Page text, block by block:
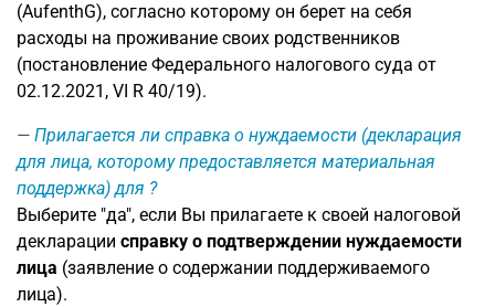
(AufenthG), согласно которому он берет на себя
расходы на проживание своих родственников
(постановление Федерального налогового суда от
02.12.2021, VI R 40/19).
Прилагается ли справка о нуждаемости (декларация
для лица, которому предоставляется материальная
поддержка) для ?
Выберите "да", если Вы прилагаете к своей налоговой
декларации справку о подтверждении нуждаемости
лица (заявление о содержании поддерживаемого
лица).